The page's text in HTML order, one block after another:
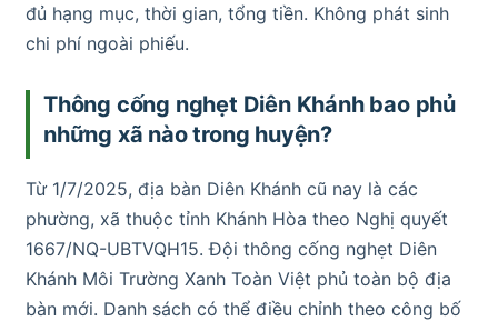
đủ hạng mục, thời gian, tổng tiền. Không phát sinh
chi phí ngoài phiếu.
Thông cống nghẹt Diên Khánh bao phủ
những xã nào trong huyện?
Từ 1/7/2025, địa bàn Diên Khánh cũ nay là các
phường, xã thuộc tỉnh Khánh Hòa theo Nghị quyết
1667/NQ-UBTVQH15. Đội thông cống nghẹt Diên
Khánh Môi Trường Xanh Toàn Việt phủ toàn bộ địa
bàn mới. Danh sách có thể điều chỉnh theo công bố